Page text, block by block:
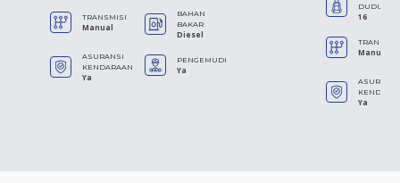
TRANSMISI
Manual
BAHAN
BAKAR
Diesel
ASURANSI
KENDARAAN
Ya
PENGEMUDI
Ya
DUDUK
16
Manual
ASURANSI
Ya